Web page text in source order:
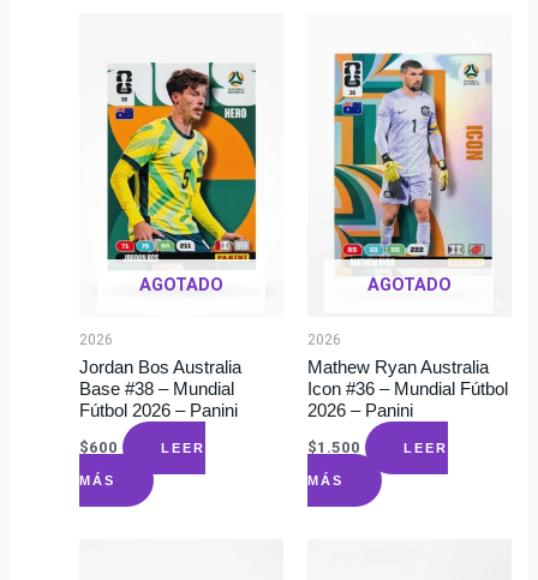
AGOTADO
2026
Jordan Bos Australia
Base #38 – Mundial
Fútbol 2026 – Panini
$600 LEER
MÁS
AGOTADO
2026
Mathew Ryan Australia
Icon #36 – Mundial Fútbol
2026 – Panini
$1.500 LEER
MÁS